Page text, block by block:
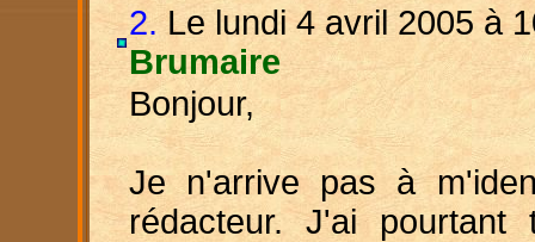
2.Le lundi 4 avril 2005 à
Brumaire
Bonjour,
Je n'arrive pas à
rédacteur. J'ai pourtant